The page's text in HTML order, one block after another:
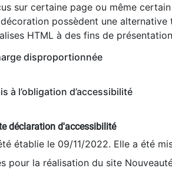
sur certaine page ou même
possèdent une alternative
HTML à des fins de
disproportionnée
à l’obligation d’accessibilité
déclaration d'accessibilité
établie le 09/11/2022. Elle a été
pour la réalisation du site